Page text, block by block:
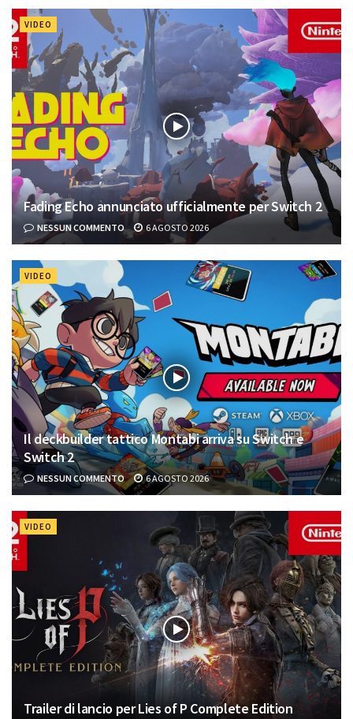
VIDEO
Fading Echo annunciato ufficialmente per Switch 2
NESSUN COMMENTO 6 AGOSTO 2026
VIDEO
Il deckbuilder tattico Montabi arriva su Switch e
Switch 2
NESSUN COMMENTO 6 AGOSTO 2026
VIDEO
Trailer di lancio per Lies of P Complete Edition